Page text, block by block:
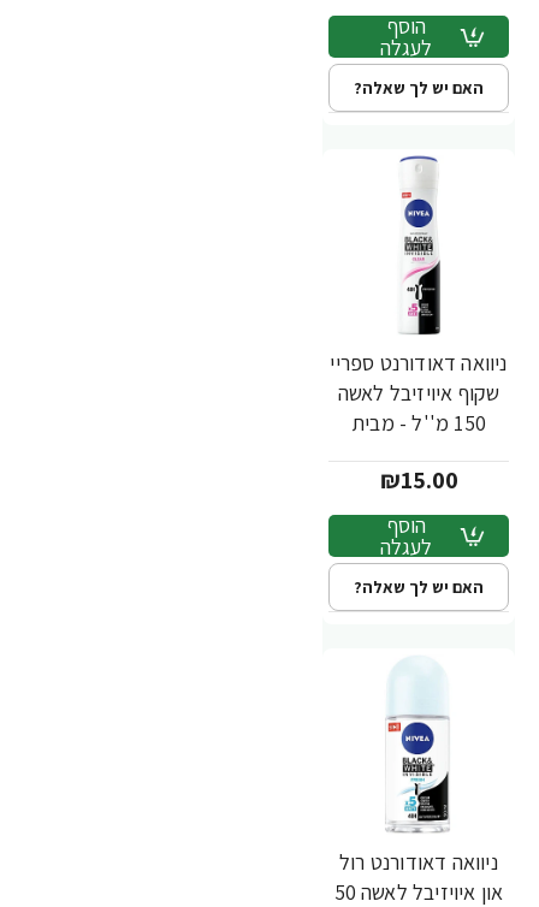
הוסף
לעגלה
האם יש לך שאלה?
ניוואה דאודורנט ספריי
שקוף איויזיבל לאשה
150 מ''ל - מבית
₪15.00
הוסף
לעגלה
האם יש לך שאלה?
ניוואה דאודורנט רול
און איויזיבל לאשה 50